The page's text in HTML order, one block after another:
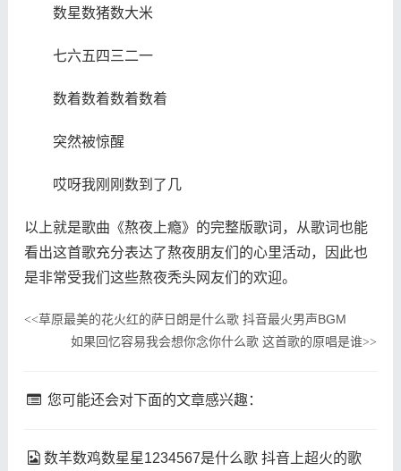
数星数猪数大米
七六五四三二一
数着数着数着数着
突然被惊醒
哎呀我刚刚数到了几
以上就是歌曲《熬夜上瘾》的完整版歌词，从歌词也能
看出这首歌充分表达了熬夜朋友们的心里活动，因此也
是非常受我们这些熬夜秃头网友们的欢迎。
<<草原最美的花火红的萨日朗是什么歌 抖音最火男声BGM
如果回忆容易我会想你念你什么歌 这首歌的原唱是谁>>
您可能还会对下面的文章感兴趣：
数羊数鸡数星星1234567是什么歌 抖音上超火的歌